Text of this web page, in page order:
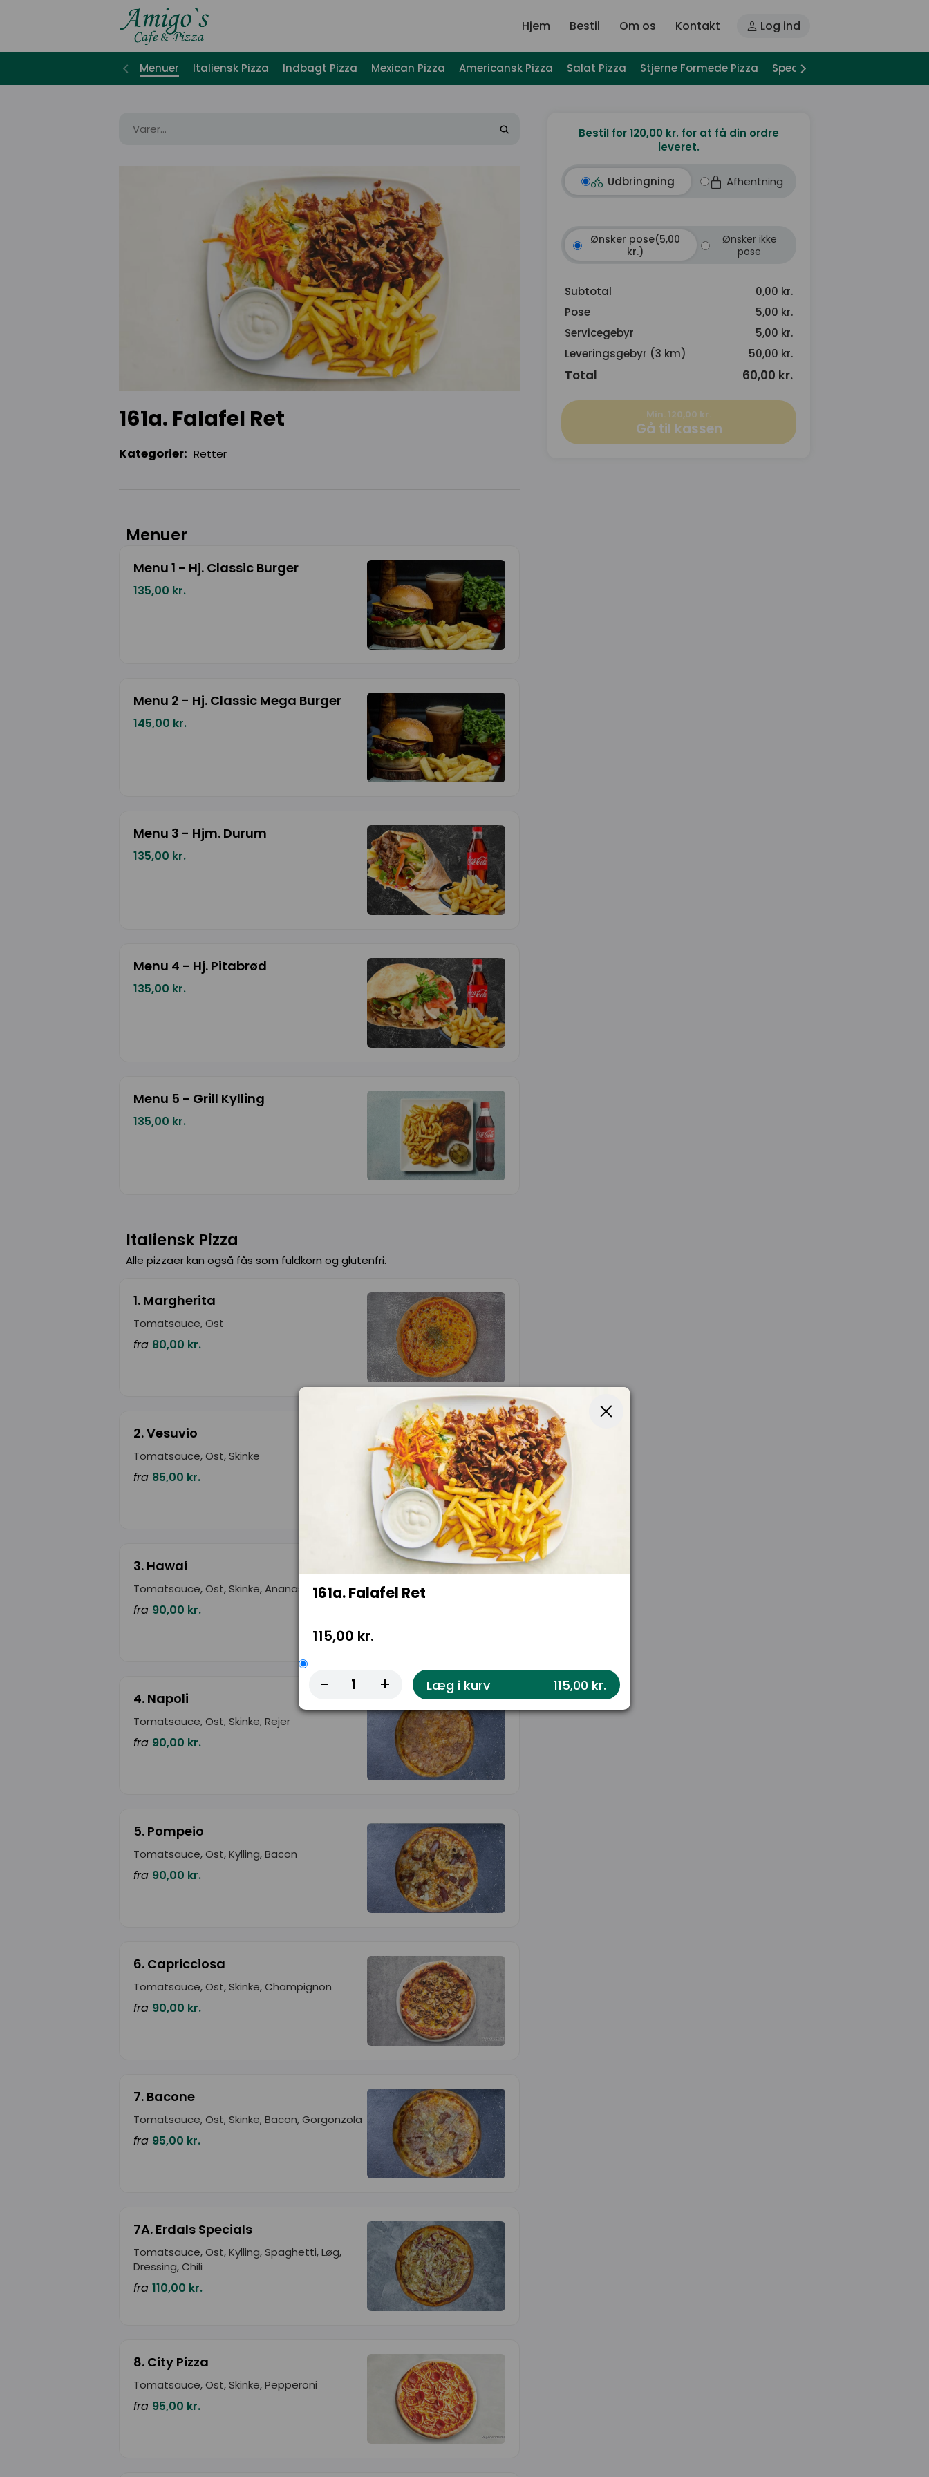
Hjem Bestil Om os Kontakt Log ind
Menuer Italiensk Pizza Indbagt Pizza Mexican Pizza Americansk Pizza Salat Pizza Stjerne Formede Pizza Special Pizza
161a. Falafel Ret
Kategorier: Retter
Menuer
Menu 1 - Hj. Classic Burger
135,00 kr.
Menu 2 - Hj. Classic Mega Burger
145,00 kr.
Menu 3 - Hjm. Durum
135,00 kr.
Menu 4 - Hj. Pitabrød
135,00 kr.
Menu 5 - Grill Kylling
135,00 kr.
Italiensk Pizza
Alle pizzaer kan også fås som fuldkorn og glutenfri.
1. Margherita
Tomatsauce, Ost
fra 80,00 kr.
2. Vesuvio
Tomatsauce, Ost, Skinke
fra 85,00 kr.
3. Hawai
Tomatsauce, Ost, Skinke, Ananas
fra 90,00 kr.
4. Napoli
Tomatsauce, Ost, Skinke, Rejer
fra 90,00 kr.
5. Pompeio
Tomatsauce, Ost, Kylling, Bacon
fra 90,00 kr.
6. Capricciosa
Tomatsauce, Ost, Skinke, Champignon
fra 90,00 kr.
7. Bacone
Tomatsauce, Ost, Skinke, Bacon, Gorgonzola
fra 95,00 kr.
7A. Erdals Specials
Tomatsauce, Ost, Kylling, Spaghetti, Løg,
Dressing, Chili
fra 110,00 kr.
8. City Pizza
Tomatsauce, Ost, Skinke, Pepperoni
fra 95,00 kr.
Bestil for 120,00 kr. for at få din ordre
leveret.
Udbringning Afhentning
Ønsker pose(5,00
kr.)
Ønsker ikke
pose
Subtotal
0,00 kr.
Pose
5,00 kr.
Servicegebyr
5,00 kr.
Leveringsgebyr (3 km)
50,00 kr.
Total 60,00 kr.
Min. 120,00 kr.
Gå til kassen
161a. Falafel Ret
115,00 kr.
- + Læg i kurv 115,00 kr.